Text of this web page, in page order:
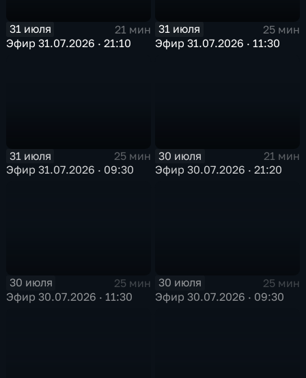
31 июля
21 мин
Эфир 31.07.2026 · 21:10
31 июля
25 мин
Эфир 31.07.2026 · 11:30
31 июля
25 мин
Эфир 31.07.2026 · 09:30
30 июля
21 мин
Эфир 30.07.2026 · 21:20
30 июля
25 мин
Эфир 30.07.2026 · 11:30
30 июля
25 мин
Эфир 30.07.2026 · 09:30